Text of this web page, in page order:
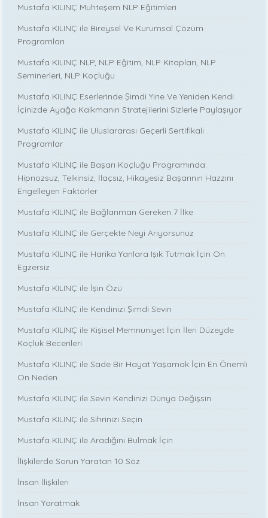
Mustafa KILINÇ Muhteşem NLP Eğitimleri
Mustafa KILINÇ ile Bireysel Ve Kurumsal Çözüm
Programları
Mustafa KILINÇ NLP, NLP Eğitim, NLP Kitapları, NLP
Seminerleri, NLP Koçluğu
Mustafa KILINÇ Eserlerinde Şimdi Yine Ve Yeniden Kendi
İçinizde Ayağa Kalkmanın Stratejilerini Sizlerle Paylaşıyor
Mustafa KILINÇ ile Uluslararası Geçerli Sertifikalı
Programlar
Mustafa KILINÇ ile Başarı Koçluğu Programında:
Hipnozsuz, Telkinsiz, İlaçsız, Hikayesiz Başarının Hazzını
Engelleyen Faktörler
Mustafa KILINÇ ile Bağlanman Gereken 7 İlke
Mustafa KILINÇ ile Gerçekte Neyi Arıyorsunuz
Mustafa KILINÇ ile Harika Yanlara Işık Tutmak İçin On
Egzersiz
Mustafa KILINÇ ile İşin Özü
Mustafa KILINÇ ile Kendinizi Şimdi Sevin
Mustafa KILINÇ ile Kişisel Memnuniyet İçin İleri Düzeyde
Koçluk Becerileri
Mustafa KILINÇ ile Sade Bir Hayat Yaşamak İçin En Önemli
On Neden
Mustafa KILINÇ ile Sevin Kendinizi Dünya Değişsin
Mustafa KILINÇ ile Sihrinizi Seçin
Mustafa KILINÇ ile Aradığını Bulmak İçin
İlişkilerde Sorun Yaratan 10 Söz
İnsan İlişkileri
İnsan Yaratmak